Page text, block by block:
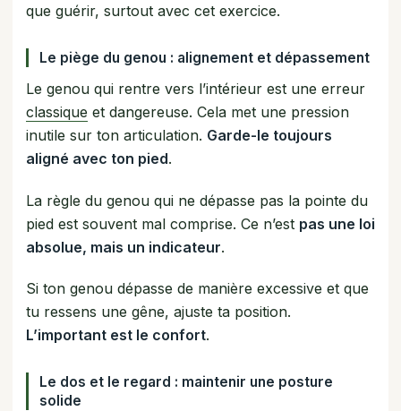
que guérir, surtout avec cet exercice.
Le piège du genou : alignement et dépassement
Le genou qui rentre vers l’intérieur est une erreur
classique et dangereuse. Cela met une pression
inutile sur ton articulation. Garde-le toujours
aligné avec ton pied.
La règle du genou qui ne dépasse pas la pointe du
pied est souvent mal comprise. Ce n’est pas une loi
absolue, mais un indicateur.
Si ton genou dépasse de manière excessive et que
tu ressens une gêne, ajuste ta position.
L’important est le confort.
Le dos et le regard : maintenir une posture
solide